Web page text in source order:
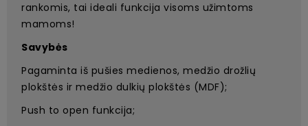
rankomis, tai ideali funkcija visoms užimtoms
mamoms!
Savybės
Pagaminta iš pušies medienos, medžio drožlių
plokštės ir medžio dulkių plokštės (MDF);
Push to open funkcija;